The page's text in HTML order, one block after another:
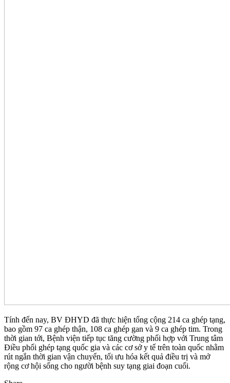
Tính đến nay, BV ĐHYD đã thực hiện tổng cộng 214 ca ghép tạng,
bao gồm 97 ca ghép thận, 108 ca ghép gan và 9 ca ghép tim. Trong
thời gian tới, Bệnh viện tiếp tục tăng cường phối hợp với Trung tâm
Điều phối ghép tạng quốc gia và các cơ sở y tế trên toàn quốc nhằm
rút ngắn thời gian vận chuyển, tối ưu hóa kết quả điều trị và mở
rộng cơ hội sống cho người bệnh suy tạng giai đoạn cuối.